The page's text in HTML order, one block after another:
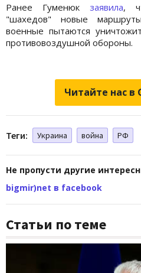
Ранее Гуменюк заявила,
"шахедов" новые
военные пытаются
противовоздушной обороны.
Читайте нас в
Теги: Украина война РФ
Не пропусти другие
bigmir)net в facebook
Статьи по теме